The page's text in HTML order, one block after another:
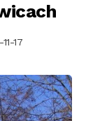
17